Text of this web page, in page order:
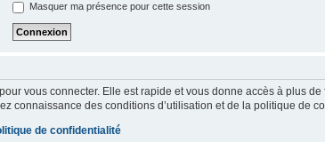
Masquer ma présence pour cette session
vous connecter. Elle est rapide et vous donne accès à plus
connaissance des conditions d’utilisation et de la politique de
de confidentialité